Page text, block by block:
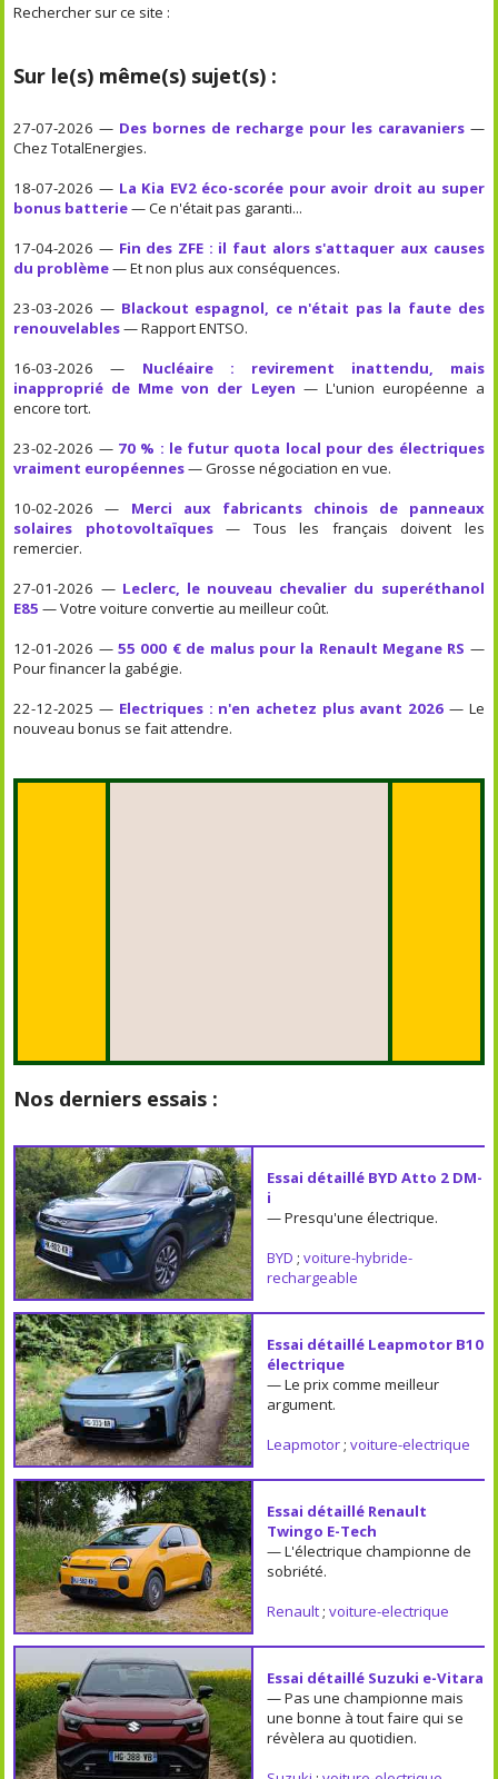
Rechercher sur ce site :
Sur le(s) même(s) sujet(s) :
27-07-2026 — Des bornes de recharge pour les caravaniers—
Chez TotalEnergies.
18-07-2026 — La Kia EV2 éco-scorée pour avoir droit au super
bonus batterie— Ce n'était pas garanti...
17-04-2026 — Fin des ZFE : il faut alors s'attaquer aux causes
du problème— Et non plus aux conséquences.
23-03-2026 — Blackout espagnol, ce n'était pas la faute des
renouvelables— Rapport ENTSO.
16-03-2026 — Nucléaire : revirement inattendu, mais
inapproprié de Mme von der Leyen — L'union européenne a
encore tort.
23-02-2026 — 70 % : le futur quota local pour des électriques
vraiment européennes— Grosse négociation en vue.
10-02-2026 — Merci aux fabricants chinois de panneaux
solaires photovoltaïques— Tous les français doivent les
remercier.
27-01-2026 — Leclerc, le nouveau chevalier du superéthanol
E85 — Votre voiture convertie au meilleur coût.
12-01-2026 —55 000 € de malus pour la Renault Megane RS —
Pour financer la gabégie.
22-12-2025 — Electriques : n'en achetez plus avant 2026 — Le
nouveau bonus se fait attendre.
Nos derniers essais :
Essai détaillé BYD Atto 2 DM-
i
— Presqu'une électrique.
BYD ; voiture-hybride-
rechargeable
Essai détaillé Leapmotor B10
électrique
— Le prix comme meilleur
argument.
Leapmotor; voiture-electrique
Essai détaillé Renault
Twingo E-Tech
— L'électrique championne de
sobriété.
Renault; voiture-electrique
Essai détaillé Suzuki e-Vitara
— Pas une championne mais
une bonne à tout faire qui se
révèlera au quotidien.